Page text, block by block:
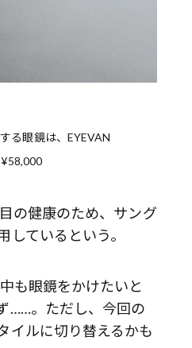
る眼鏡は、EYEVAN
の健康のため、サング
ているという。
も眼鏡をかけたいと
……。ただし、今回の
イルに切り替えるかも